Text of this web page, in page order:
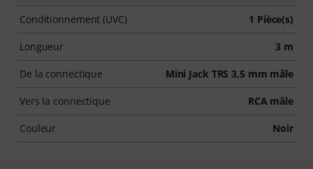
Conditionnement (UVC) 1 Pièce(s)
Longueur 3 m
De la connectique Mini Jack TRS 3,5 mm mâle
Vers la connectique RCA mâle
Couleur Noir